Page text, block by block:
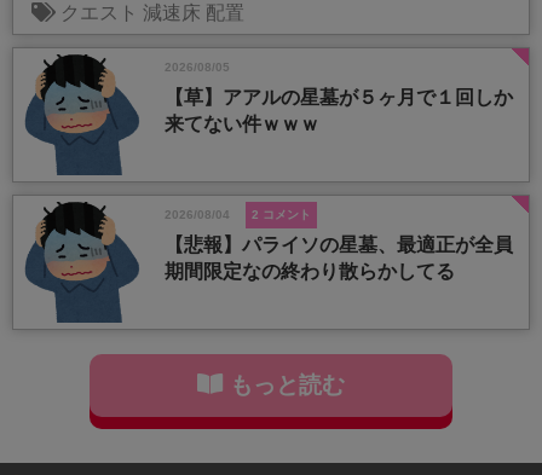
クエスト 減速床 配置
2026/08/05
【草】アアルの星墓が５ヶ月で１回しか
来てない件ｗｗｗ
2026/08/04 2 コメント
【悲報】パライソの星墓、最適正が全員
期間限定なの終わり散らかしてる
もっと読む